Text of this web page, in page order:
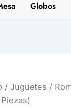
Globos
/ Juguetes /